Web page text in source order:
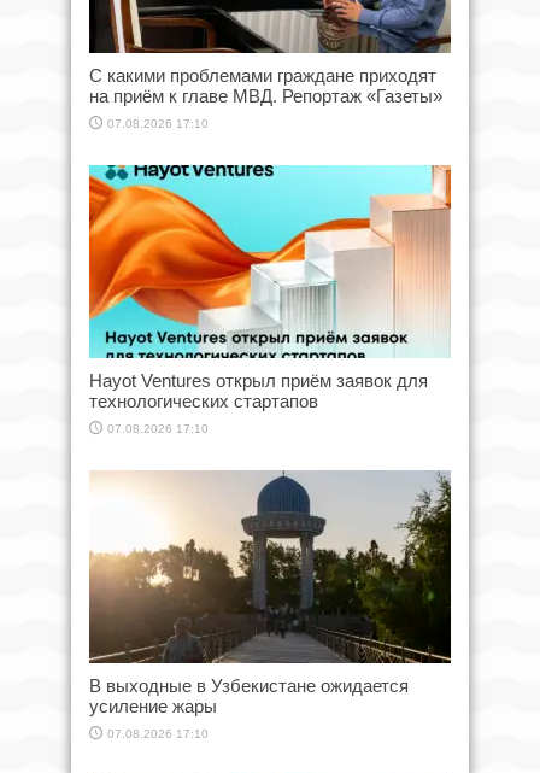
С какими проблемами граждане приходят
на приём к главе МВД. Репортаж «Газеты»
07.08.2026 17:10
Hayot Ventures открыл приём заявок для
технологических стартапов
07.08.2026 17:10
В выходные в Узбекистане ожидается
усиление жары
07.08.2026 17:10